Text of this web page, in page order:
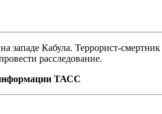
Кабула. Террорист-
расследование.
ТАСС